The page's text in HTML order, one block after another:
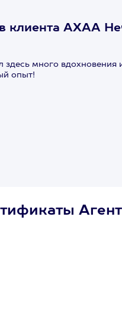
клиента АХАА
здесь много вдохновения
опыт!